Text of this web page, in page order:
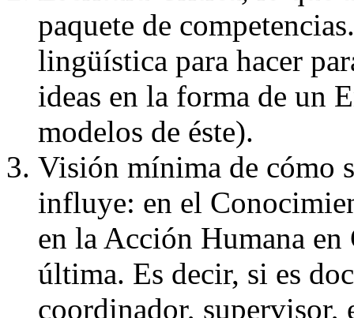
paquete de
lingüística para hacer
ideas en la forma de un
modelos de éste).
Visión mínima de cómo
influye: en el
en la Acción Humana en
última. Es decir, si es
coordinador, supervisor,